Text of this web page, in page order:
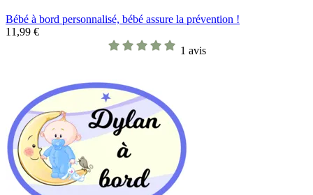
Bébé à bord personnalisé, bébé assure la prévention !
11,99 €
1 avis